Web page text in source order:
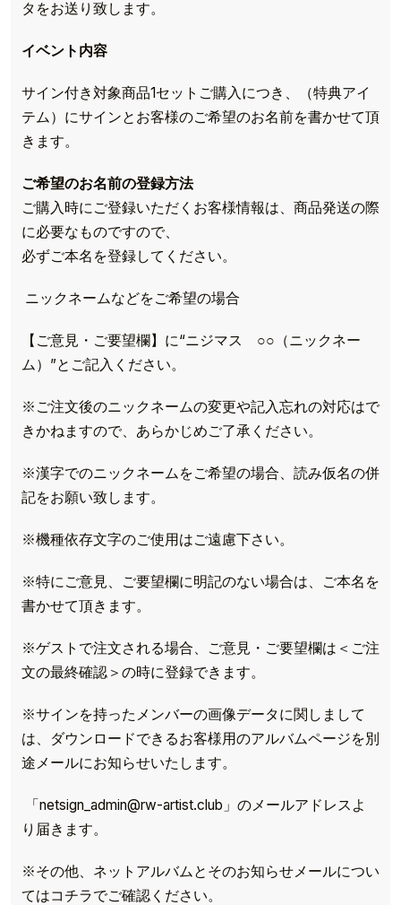
タをお送り致します。
イベント内容
サイン付き対象商品1セットご購入につき、（特典アイ
テム）にサインとお客様のご希望のお名前を書かせて頂
きます。
ご希望のお名前の登録方法
ご購入時にご登録いただくお客様情報は、商品発送の際
に必要なものですので、
必ずご本名を登録してください。
ニックネームなどをご希望の場合
【ご意見・ご要望欄】に“ニジマス ○○（ニックネー
ム）”とご記入ください。
※ご注文後のニックネームの変更や記入忘れの対応はで
きかねますので、あらかじめご了承ください。
※漢字でのニックネームをご希望の場合、読み仮名の併
記をお願い致します。
※機種依存文字のご使用はご遠慮下さい。
※特にご意見、ご要望欄に明記のない場合は、ご本名を
書かせて頂きます。
※ゲストで注文される場合、ご意見・ご要望欄は＜ご注
文の最終確認＞の時に登録できます。
※サインを持ったメンバーの画像データに関しまして
は、ダウンロードできるお客様用のアルバムページを別
途メールにお知らせいたします。
「netsign_admin@rw-artist.club」のメールアドレスよ
り届きます。
※その他、ネットアルバムとそのお知らせメールについ
てはコチラでご確認ください。